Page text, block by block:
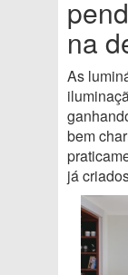
na
As
bem
já